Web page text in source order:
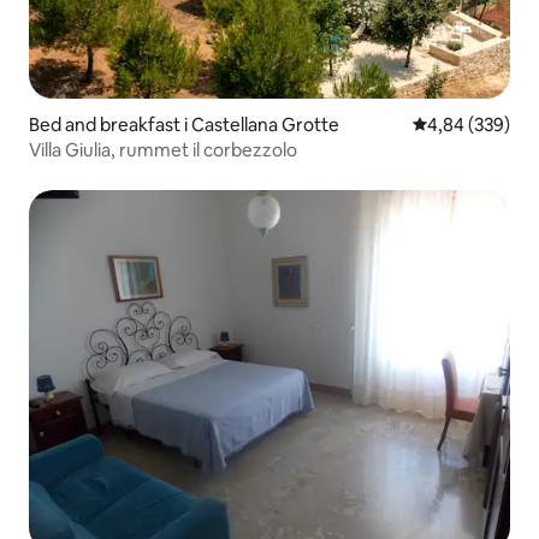
Bed and breakfast i Castellana Grotte 4,84 av 5 i
4,84 (339)
Villa Giulia, rummet il corbezzolo